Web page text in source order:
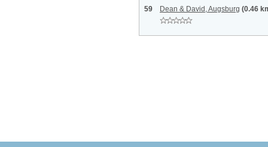
59 Dean & David, Augsburg (0.46